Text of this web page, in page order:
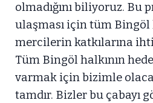
olmadığını biliyoruz. Bu
ulaşması için tüm Bingöl
mercilerin katkılarına
Tüm Bingöl halkının
varmak için bizimle
tamdır. Bizler bu çabayı